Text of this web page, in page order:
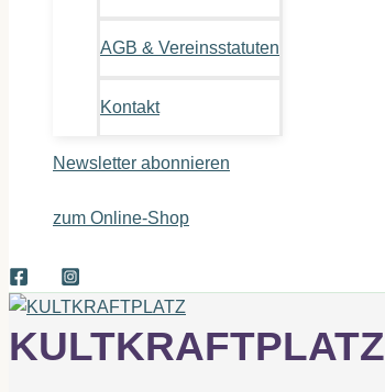
AGB & Vereinsstatuten
Kontakt
Newsletter abonnieren
zum Online-Shop
KULTKRAFTPLATZ